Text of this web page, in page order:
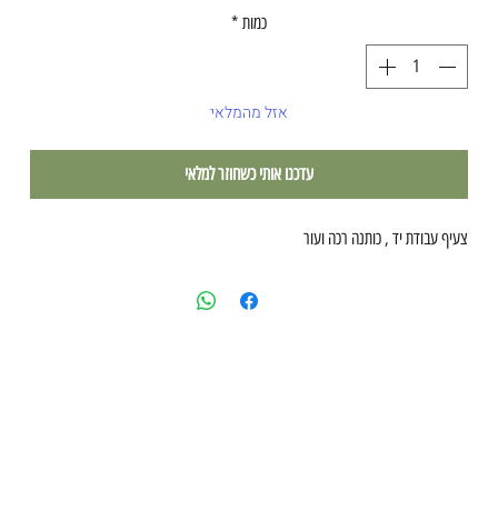
כמות *
אזל מהמלאי
עדכנו אותי כשחוזר למלאי
צעיף עבודת יד , כותנה רכה ועור